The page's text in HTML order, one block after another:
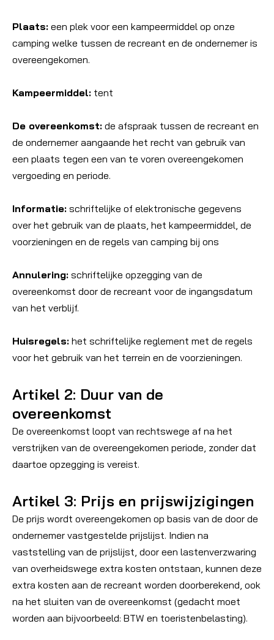
Plaats: een plek voor een kampeermiddel op onze
camping welke tussen de recreant en de ondernemer is
overeengekomen.
Kampeermiddel: tent
De overeenkomst: de afspraak tussen de recreant en
de ondernemer aangaande het recht van gebruik van
een plaats tegen een van te voren overeengekomen
vergoeding en periode.
Informatie: schriftelijke of elektronische gegevens
over het gebruik van de plaats, het kampeermiddel, de
voorzieningen en de regels van camping bij ons
Annulering: schriftelijke opzegging van de
overeenkomst door de recreant voor de ingangsdatum
van het verblijf.
Huisregels: het schriftelijke reglement met de regels
voor het gebruik van het terrein en de voorzieningen.
Artikel 2: Duur van de
overeenkomst
De overeenkomst loopt van rechtswege af na het
verstrijken van de overeengekomen periode, zonder dat
daartoe opzegging is vereist.
Artikel 3: Prijs en prijswijzigingen
De prijs wordt overeengekomen op basis van de door de
ondernemer vastgestelde prijslijst. Indien na
vaststelling van de prijslijst, door een lastenverzwaring
van overheidswege extra kosten ontstaan, kunnen deze
extra kosten aan de recreant worden doorberekend, ook
na het sluiten van de overeenkomst (gedacht moet
worden aan bijvoorbeeld: BTW en toeristenbelasting).